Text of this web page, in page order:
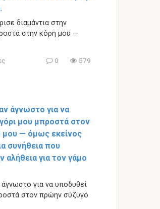
διαμάντια στην
στην κόρη μου —
0 579
άγνωστο για να
μου μπροστά στον
— όμως εκείνος
συνήθεια που
αλήθεια για τον γάμο
για να υποδυθεί
στον πρώην σύζυγό